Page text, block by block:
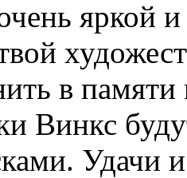
яркой
в
Винкс
Удачи